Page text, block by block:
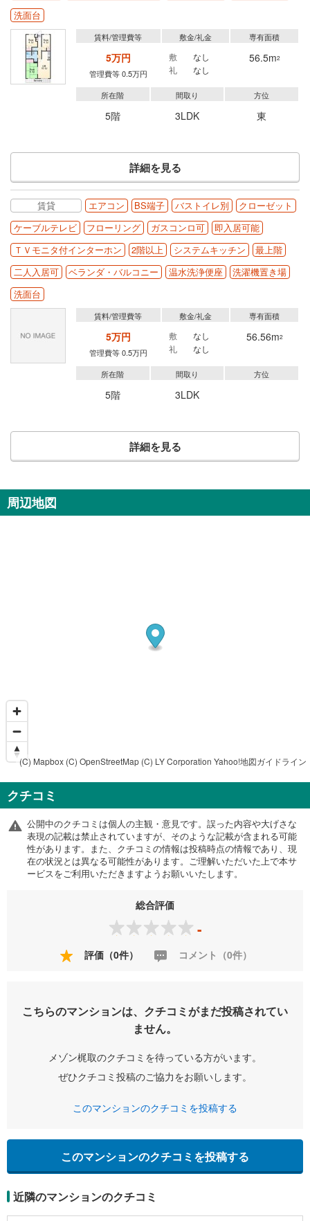
洗面台
賃料/管理費等
5万円
管理費等 0.5万円
敷金/礼金
敷
なし
礼
なし
専有面積
56.5m2
所在階
5階
間取り
3LDK
方位
東
詳細を見る
賃貸 エアコン BS端子 バストイレ別
クローゼット
ケーブルテレビ
フローリング ガスコンロ可
即入居可能
ＴＶモニタ付インターホン
2階以上 システムキッチン
最上階
二人入居可
ベランダ・バルコニー 温水洗浄便座
洗濯機置き場
洗面台
賃料/管理費等
5万円
管理費等 0.5万円
敷金/礼金
敷
なし
礼
なし
専有面積
56.56m2
所在階
5階
間取り
3LDK
方位
詳細を見る
周辺地図
(C) Mapbox (C) OpenStreetMap (C) LY Corporation Yahoo!地図ガイドライン
クチコミ
公開中のクチコミは個人の主観・意見です。誤った内容や大げさな
表現の記載は禁止されていますが、そのような記載が含まれる可能
性があります。また、クチコミの情報は投稿時点の情報であり、現
在の状況とは異なる可能性があります。ご理解いただいた上で本サ
ービスをご利用いただきますようお願いいたします。
総合評価
-
評価（0件） コメント（0件）
こちらのマンションは、クチコミがまだ投稿されてい
ません。
メゾン梶取のクチコミを待っている方がいます。
ぜひクチコミ投稿のご協力をお願いします。
このマンションのクチコミを投稿する
このマンションのクチコミを投稿する
近隣のマンションのクチコミ